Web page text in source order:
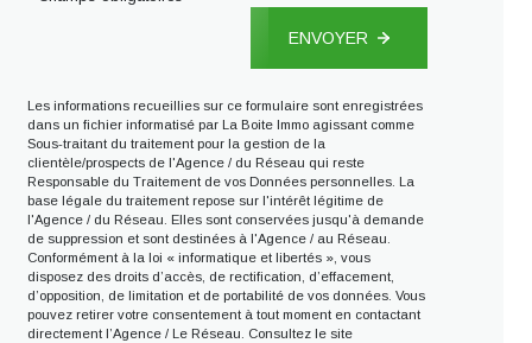
ENVOYER
Les informations recueillies sur ce formulaire sont enregistrées
dans un fichier informatisé par La Boite Immo agissant comme
Sous-traitant du traitement pour la gestion de la
clientèle/prospects de l'Agence / du Réseau qui reste
Responsable du Traitement de vos Données personnelles. La
base légale du traitement repose sur l'intérêt légitime de
l'Agence / du Réseau. Elles sont conservées jusqu'à demande
de suppression et sont destinées à l'Agence / au Réseau.
Conformément à la loi « informatique et libertés », vous
disposez des droits d’accès, de rectification, d’effacement,
d’opposition, de limitation et de portabilité de vos données. Vous
pouvez retirer votre consentement à tout moment en contactant
directement l’Agence / Le Réseau. Consultez le site